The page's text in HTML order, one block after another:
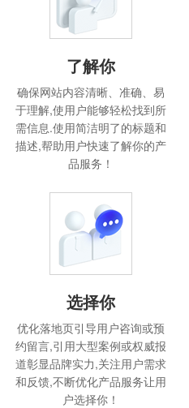
了解你
确保网站内容清晰、准确、易
于理解,使用户能够轻松找到所
需信息.使用简洁明了的标题和
描述,帮助用户快速了解你的产
品服务！
选择你
优化落地页引导用户咨询或预
约留言,引用大型案例或权威报
道彰显品牌实力,关注用户需求
和反馈,不断优化产品服务让用
户选择你！